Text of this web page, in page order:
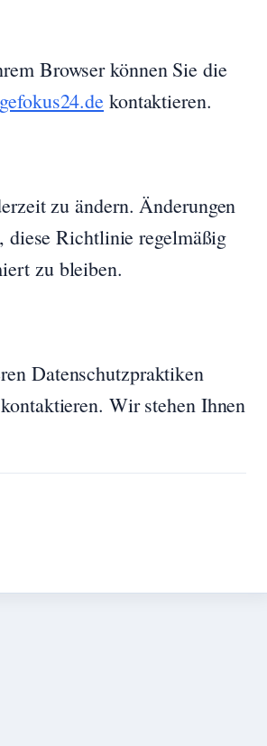
Browser können Sie die
kontaktieren.
zu ändern. Änderungen
diese Richtlinie regelmäßig
zu bleiben.
Datenschutzpraktiken
kontaktieren. Wir stehen Ihnen